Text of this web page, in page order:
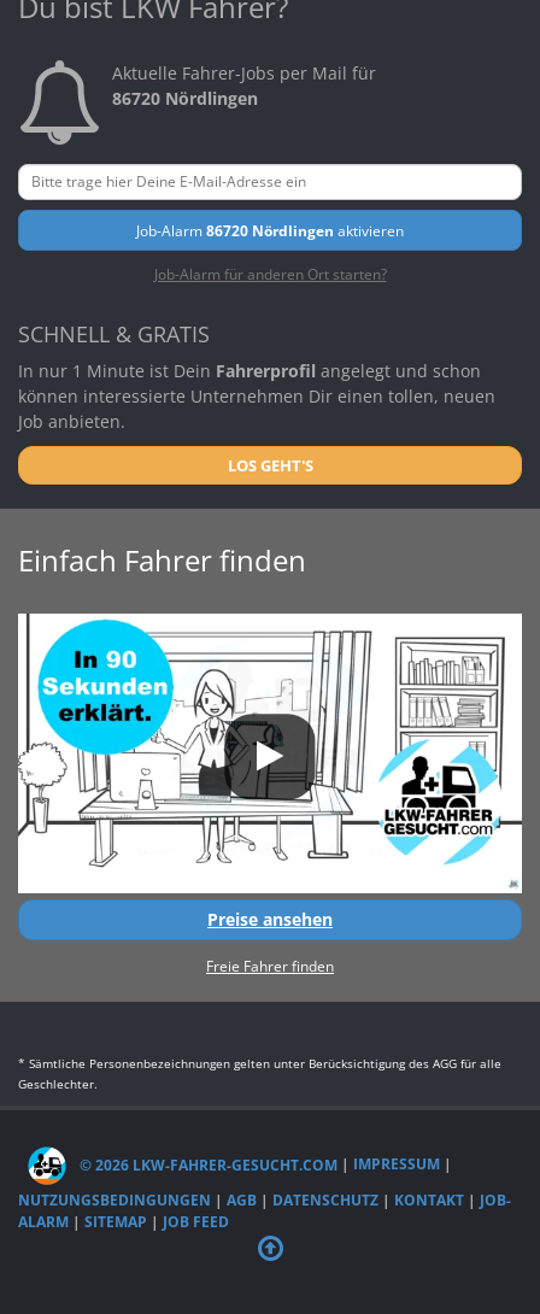
Aktuelle Fahrer-Jobs per Mail für
86720 Nördlingen
Job-Alarm86720 Nördlingen aktivieren
Job-Alarm für anderen Ort starten?
SCHNELL & GRATIS
In nur 1 Minute ist Dein Fahrerprofil angelegt und schon
können interessierte Unternehmen Dir einen tollen, neuen
Job anbieten.
LOS GEHT'S
Einfach Fahrer finden
Preise ansehen
Freie Fahrer finden
* Sämtliche Personenbezeichnungen gelten unter Berücksichtigung des AGG für alle
Geschlechter.
© 2026 LKW-FAHRER-GESUCHT.COM | IMPRESSUM |
NUTZUNGSBEDINGUNGEN | AGB | DATENSCHUTZ | KONTAKT | JOB-
ALARM | SITEMAP | JOB FEED